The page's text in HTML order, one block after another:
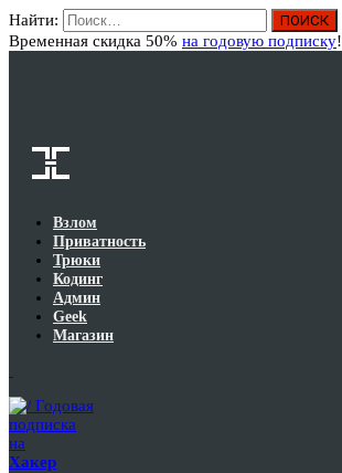
Найти:
Временная скидка 50% на годовую подписку!
Взлом
Приватность
Трюки
Кодинг
Админ
Geek
Магазин
Годовая
подписка
на
Хакер